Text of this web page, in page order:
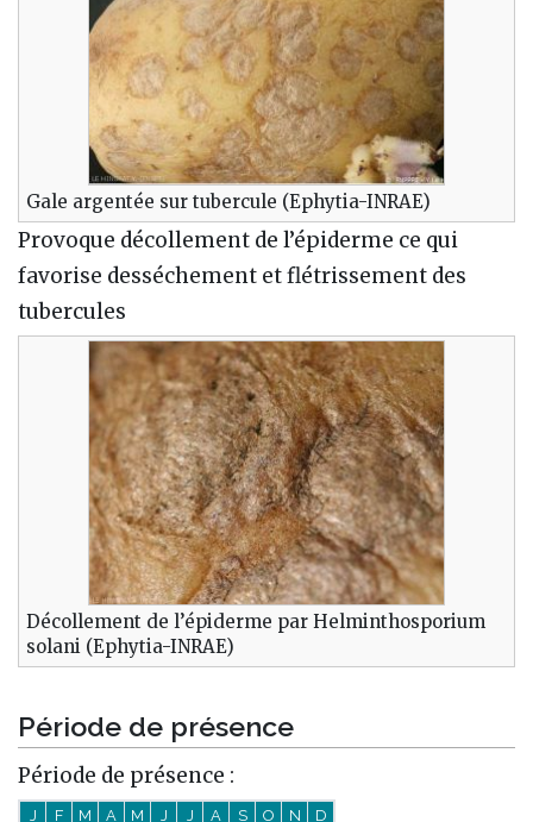
Gale argentée sur tubercule (Ephytia-INRAE)
Provoque décollement de l’épiderme ce qui
favorise desséchement et flétrissement des
tubercules
Décollement de l’épiderme par Helminthosporium
solani (Ephytia-INRAE)
Période de présence
Période de présence :
J F M A M J J A S O N D